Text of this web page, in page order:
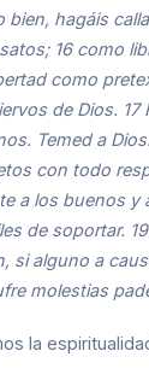
bien, hagáis
16 como
como
de Dios. 17
Temed a
con todo
a los buenos y
de soportar.
si alguno a
molestias
la